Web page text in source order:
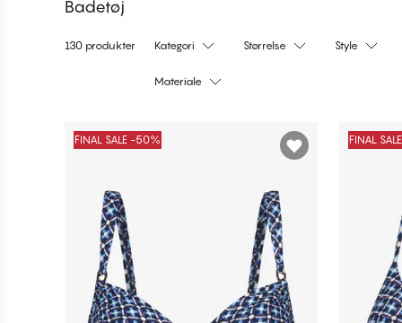
Badetøj
130 produkter Kategori Størrelse Style
Materiale
Produkter
FINAL SALE -50% FINAL